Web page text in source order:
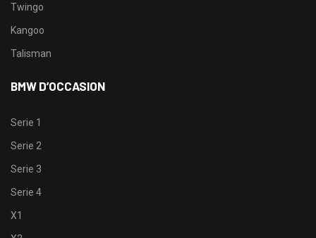
Twingo
Kangoo
Talisman
BMW D’OCCASION
Serie 1
Serie 2
Serie 3
Serie 4
X1